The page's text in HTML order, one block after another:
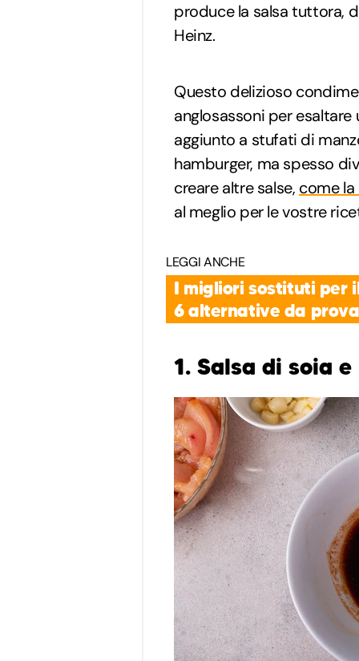
produce la salsa tuttora,
Heinz.
Questo delizioso
anglosassoni per esaltare
aggiunto a stufati di
hamburger, ma spesso
creare altre salse, come
al meglio per le vostre
LEGGI ANCHE
I migliori sostituti per
6 alternative da
1. Salsa di soia